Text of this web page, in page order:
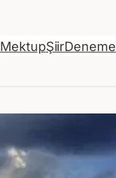
MektupŞiirDeneme